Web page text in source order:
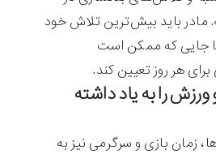
مادر باید بیش‌ترین تلاش خود
تا جایی که ممکن است
هر روز تعیین کند.
ورزش را به یاد داشته
زمان بازی و سرگرمی نیز به